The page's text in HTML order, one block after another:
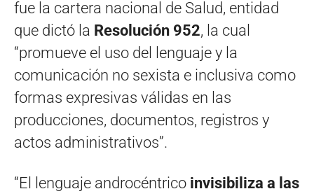
fue la cartera nacional de Salud, entidad
que dictó la Resolución 952, la cual
“promueve el uso del lenguaje y la
comunicación no sexista e inclusiva como
formas expresivas válidas en las
producciones, documentos, registros y
actos administrativos”.
“El lenguaje androcéntrico invisibiliza a las